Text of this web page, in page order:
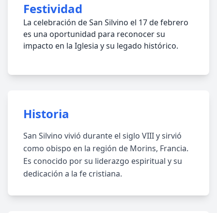
Festividad
La celebración de San Silvino el 17 de febrero
es una oportunidad para reconocer su
impacto en la Iglesia y su legado histórico.
Historia
San Silvino vivió durante el siglo VIII y sirvió
como obispo en la región de Morins, Francia.
Es conocido por su liderazgo espiritual y su
dedicación a la fe cristiana.